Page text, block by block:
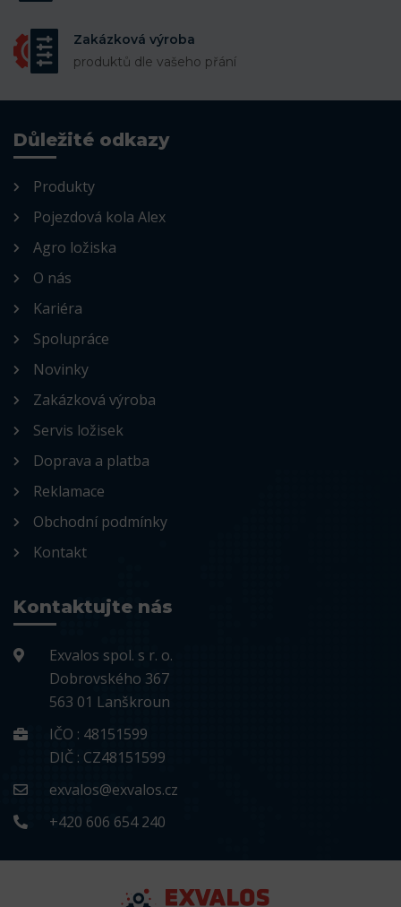
Zakázková výroba
produktů dle vašeho přání
Důležité odkazy
Produkty
Pojezdová kola Alex
Agro ložiska
O nás
Kariéra
Spolupráce
Novinky
Zakázková výroba
Servis ložisek
Doprava a platba
Reklamace
Obchodní podmínky
Kontakt
Kontaktujte nás
Exvalos spol. s r. o.
Dobrovského 367
563 01 Lanškroun
IČO : 48151599
DIČ : CZ48151599
exvalos@exvalos.cz
+420 606 654 240